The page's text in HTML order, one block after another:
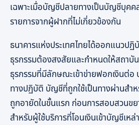
เฉพาะเมื่อบัญชีปลายทางเป็นบัญชีบุคค
รายการจากผู้ฝากที่ไม่เกี่ยวข้องกัน
ธนาคารแห่งประเทศไทยได้ออกแนวป
ธุรกรรมต้องสงสัยและกำหนดให้สถาบัน
ธุรกรรมที่มีลักษณะเข้าข่ายฟอกเงินต่อ
ทางปฏิบัติ บัญชีที่ถูกใช้เป็นทางผ่านสำ
ถูกอายัดในขั้นแรก ก่อนการสอบสวนข
สำหรับผู้ใช้บริการที่โอนเงินเข้าบัญชีเห